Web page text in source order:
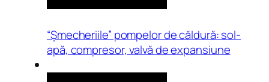
“Șmecheriile” pompelor de căldură: sol-
apă, compresor, valvă de expansiune